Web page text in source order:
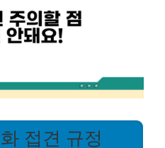
접견 규정